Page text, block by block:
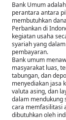
Bank Umum
perantara antara
membutuhkan
Perbankan di
kegiatan usaha
syariah yang
pembayaran.
Bank umum
masyarakat luas,
tabungan, dan
menyediakan jasa
valuta asing, dan
dalam mendukung
cara memfasilitasi
dibutuhkan oleh